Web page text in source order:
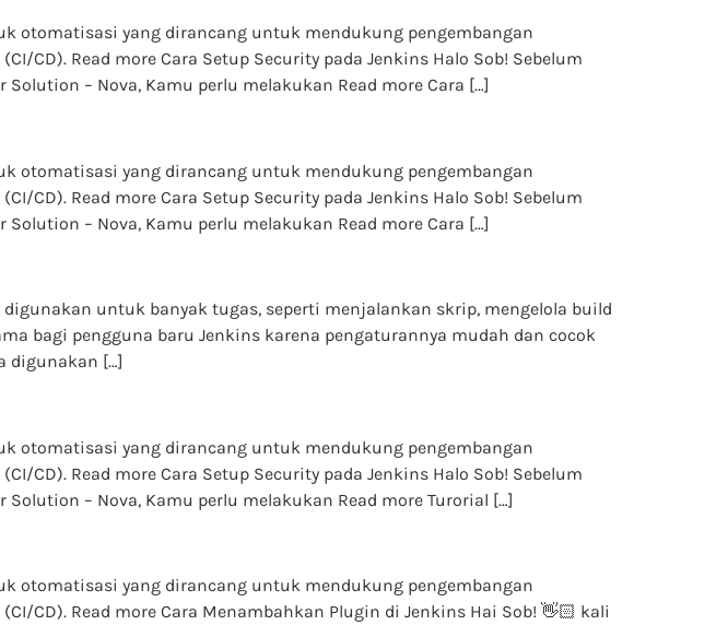
otomatisasi yang dirancang untuk mendukung pengembangan
Read more Cara Setup Security pada Jenkins Halo Sob! Sebelum
– Nova, Kamu perlu melakukan Read more Cara […]
otomatisasi yang dirancang untuk mendukung pengembangan
Read more Cara Setup Security pada Jenkins Halo Sob! Sebelum
– Nova, Kamu perlu melakukan Read more Cara […]
digunakan untuk banyak tugas, seperti menjalankan skrip, mengelola build
bagi pengguna baru Jenkins karena pengaturannya mudah dan cocok
digunakan […]
otomatisasi yang dirancang untuk mendukung pengembangan
Read more Cara Setup Security pada Jenkins Halo Sob! Sebelum
– Nova, Kamu perlu melakukan Read more Turorial […]
otomatisasi yang dirancang untuk mendukung pengembangan
CD). Read more Cara Menambahkan Plugin di Jenkins Hai Sob! 👋🏻 kali